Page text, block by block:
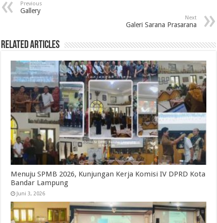
Previous
Gallery
Next
Galeri Sarana Prasarana
Related Articles
Menuju SPMB 2026, Kunjungan Kerja Komisi IV DPRD Kota
Bandar Lampung
Juni 3, 2026